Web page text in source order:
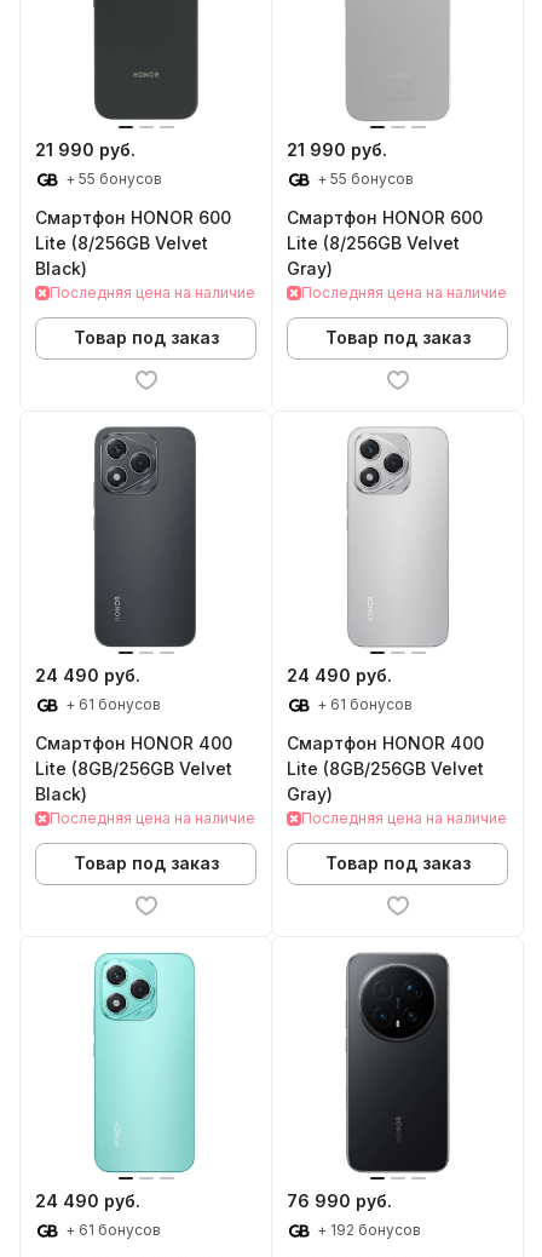
21 990 руб.
+ 55 бонусов
Смартфон HONOR 600
Lite (8/256GB Velvet
Black)
Последняя цена на наличие
Товар под заказ
21 990 руб.
+ 55 бонусов
Смартфон HONOR 600
Lite (8/256GB Velvet
Gray)
Последняя цена на наличие
Товар под заказ
24 490 руб.
+ 61 бонусов
Смартфон HONOR 400
Lite (8GB/256GB Velvet
Black)
Последняя цена на наличие
Товар под заказ
24 490 руб.
+ 61 бонусов
Смартфон HONOR 400
Lite (8GB/256GB Velvet
Gray)
Последняя цена на наличие
Товар под заказ
24 490 руб.
+ 61 бонусов
76 990 руб.
+ 192 бонусов